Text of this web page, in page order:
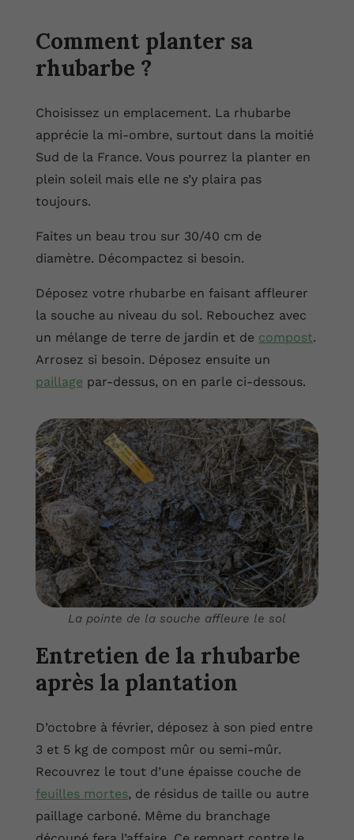
Comment planter sa
rhubarbe ?
Choisissez un emplacement. La rhubarbe
apprécie la mi-ombre, surtout dans la moitié
Sud de la France. Vous pourrez la planter en
plein soleil mais elle ne s’y plaira pas
toujours.
Faites un beau trou sur 30/40 cm de
diamètre. Décompactez si besoin.
Déposez votre rhubarbe en faisant affleurer
la souche au niveau du sol. Rebouchez avec
un mélange de terre de jardin et de compost.
Arrosez si besoin. Déposez ensuite un
paillage par-dessus, on en parle ci-dessous.
La pointe de la souche affleure le sol
Entretien de la rhubarbe
après la plantation
D’octobre à février, déposez à son pied entre
3 et 5 kg de compost mûr ou semi-mûr.
Recouvrez le tout d’une épaisse couche de
feuilles mortes, de résidus de taille ou autre
paillage carboné. Même du branchage